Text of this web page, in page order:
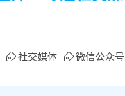
社交媒体 微信公众号